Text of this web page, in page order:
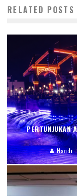
RELATED POSTS
PERTUNJUKAN
Handi